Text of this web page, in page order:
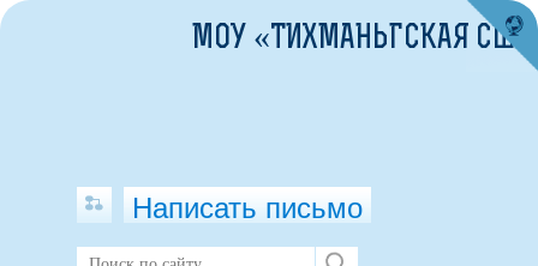
МОУ «ТИХМАНЬГСКАЯ СШ»
Написать письмо